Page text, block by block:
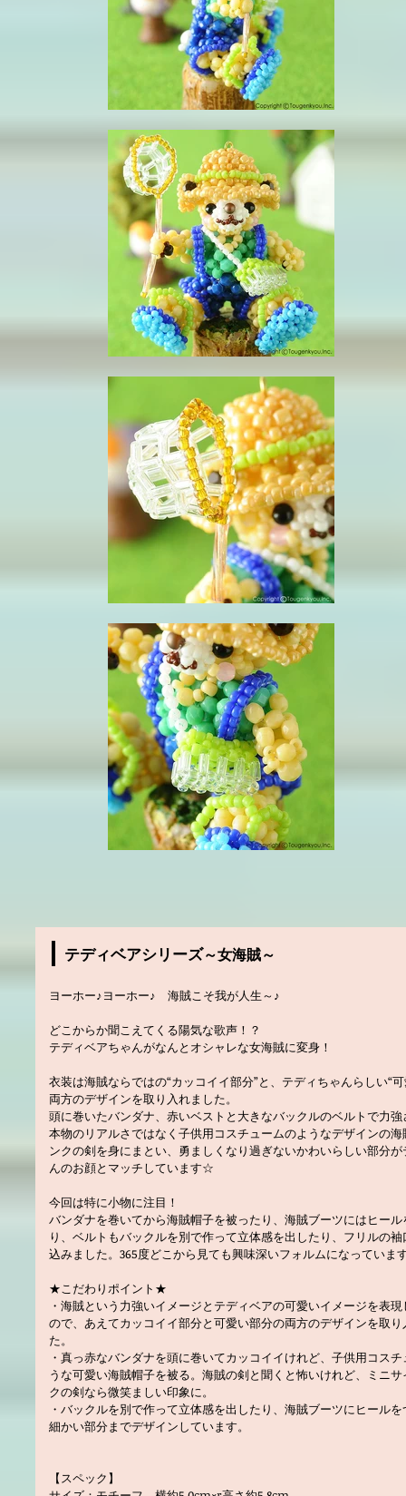
テディベアシリーズ～女海賊～
ヨーホー♪ヨーホー♪ 海賊こそ我が人生～♪
どこからか聞こえてくる陽気な歌声！？
テディベアちゃんがなんとオシャレな女海賊に変身！
衣装は海賊ならではの“カッコイイ部分”と、テディちゃんらしい“
両方のデザインを取り入れました。
頭に巻いたバンダナ、赤いベストと大きなバックルのベルトで力
本物のリアルさではなく子供用コスチュームのようなデザインの
ンクの剣を身にまとい、勇ましくなり過ぎないかわいらしい部分
んのお顔とマッチしています☆
今回は特に小物に注目！
バンダナを巻いてから海賊帽子を被ったり、海賊ブーツにはヒール
り、ベルトもバックルを別で作って立体感を出したり、フリルの
込みました。365度どこから見ても興味深いフォルムになっていま
★こだわりポイント★
・海賊という力強いイメージとテディベアの可愛いイメージを表
ので、あえてカッコイイ部分と可愛い部分の両方のデザインを取り
た。
・真っ赤なバンダナを頭に巻いてカッコイイけれど、子供用コス
うな可愛い海賊帽子を被る。海賊の剣と聞くと怖いけれど、ミニ
クの剣なら微笑ましい印象に。
・バックルを別で作って立体感を出したり、海賊ブーツにヒール
細かい部分までデザインしています。
【スペック】